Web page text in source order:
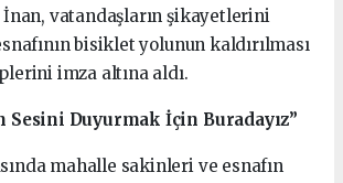
vatandaşların şikayetlerini
bisiklet yolunun kaldırılması
imza altına aldı.
Sesini Duyurmak İçin Buradayız”
mahalle sakinleri ve esnafın